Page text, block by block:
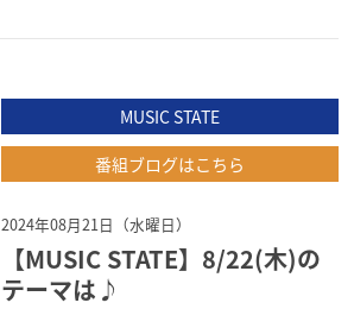
MUSIC STATE
番組ブログはこちら
2024年08月21日（水曜日）
【MUSIC STATE】8/22(木)の
テーマは♪